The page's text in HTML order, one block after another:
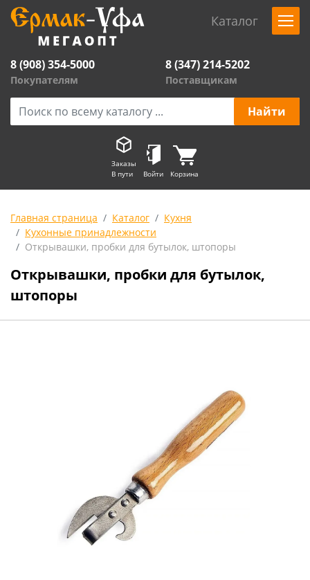
Каталог
8 (908) 354-5000
Покупателям
8 (347) 214-5202
Поставщикам
Заказы
В пути
Войти Корзина
Главная страница Каталог
Кухня
Кухонные принадлежности
Открывашки, пробки для бутылок, штопоры
Открывашки, пробки для бутылок,
штопоры